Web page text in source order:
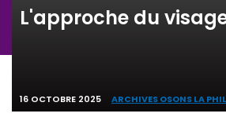
L'approche du
16 OCTOBRE 2025 ARCHIVES OSONS LA